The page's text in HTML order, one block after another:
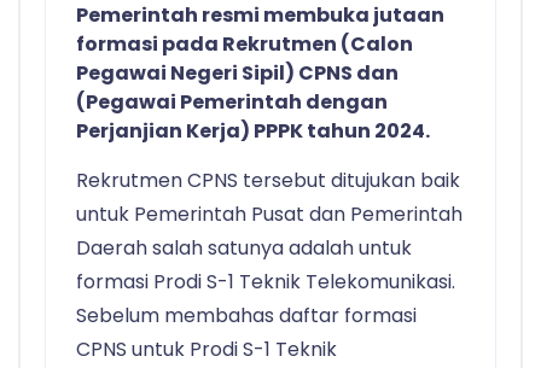
Pemerintah resmi membuka jutaan
formasi pada Rekrutmen (Calon
Pegawai Negeri Sipil) CPNS dan
(Pegawai Pemerintah dengan
Perjanjian Kerja) PPPK tahun 2024.
Rekrutmen CPNS tersebut ditujukan baik
untuk Pemerintah Pusat dan Pemerintah
Daerah salah satunya adalah untuk
formasi Prodi S-1 Teknik Telekomunikasi.
Sebelum membahas daftar formasi
CPNS untuk Prodi S-1 Teknik